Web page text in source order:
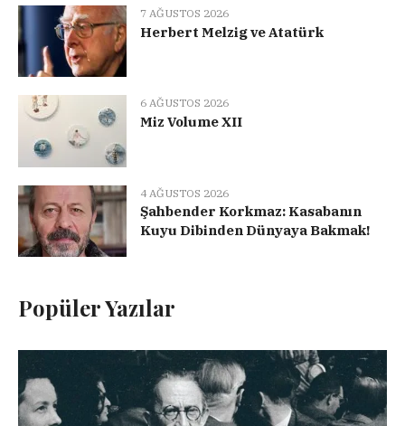
7 AĞUSTOS 2026
Herbert Melzig ve Atatürk
6 AĞUSTOS 2026
Miz Volume XII
4 AĞUSTOS 2026
Şahbender Korkmaz: Kasabanın
Kuyu Dibinden Dünyaya Bakmak!
Popüler Yazılar